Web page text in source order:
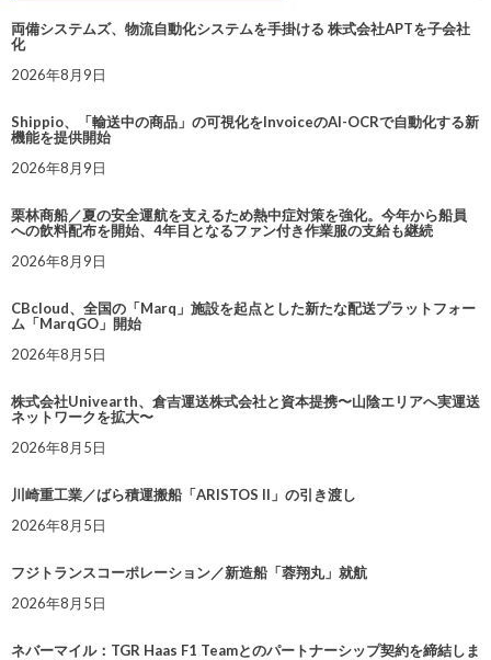
両備システムズ、物流自動化システムを手掛ける 株式会社APTを子会社
化
2026年8月9日
Shippio、「輸送中の商品」の可視化をInvoiceのAI-OCRで自動化する新
機能を提供開始
2026年8月9日
栗林商船／夏の安全運航を支えるため熱中症対策を強化。今年から船員
への飲料配布を開始、4年目となるファン付き作業服の支給も継続
2026年8月9日
CBcloud、全国の「Marq」施設を起点とした新たな配送プラットフォー
ム「MarqGO」開始
2026年8月5日
株式会社Univearth、倉吉運送株式会社と資本提携〜山陰エリアへ実運送
ネットワークを拡大〜
2026年8月5日
川崎重工業／ばら積運搬船「ARISTOS II」の引き渡し
2026年8月5日
フジトランスコーポレーション／新造船「蓉翔丸」就航
2026年8月5日
ネバーマイル：TGR Haas F1 Teamとのパートナーシップ契約を締結しま